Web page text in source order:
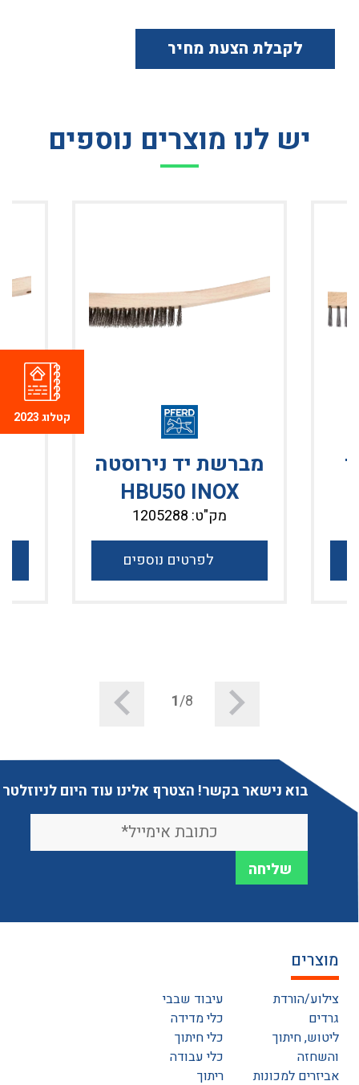
לקבלת הצעת מחיר
יש לנו מוצרים נוספים
מברשת יד נירוסטה
HBU50 INOX
מק"ט: 1205288
לפרטים נוספים
1/8
בוא נישאר בקשר! הצטרף אלינו עוד היום לניוזלטר
מוצרים
צילוע/הורדת
גרדים
ליטוש, חיתוך
והשחזה
אביזרים למכונות
עיבוד שבבי
כלי מדידה
כלי חיתוך
כלי עבודה
ריתוך
קטלוג 2023